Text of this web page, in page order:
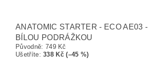
ANATOMIC STARTER - ECO AE03
BÍLOU PODRÁŽKOU
Původně: 749 Kč
Ušetříte:338 Kč (–45 %)